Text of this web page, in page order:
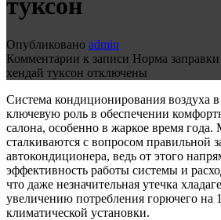
туксон
Опубликовано admin
Комментарии к записи Норма
хендай туксон отключены
Система кондиционирования воздуха
ключевую роль в обеспечении
салона, особенно в жаркое время
сталкиваются с вопросом правильной
автокондиционера, ведь от этого
эффективность работы системы и
что даже незначительная утечка
увеличению потребления горючего на
климатической установки.